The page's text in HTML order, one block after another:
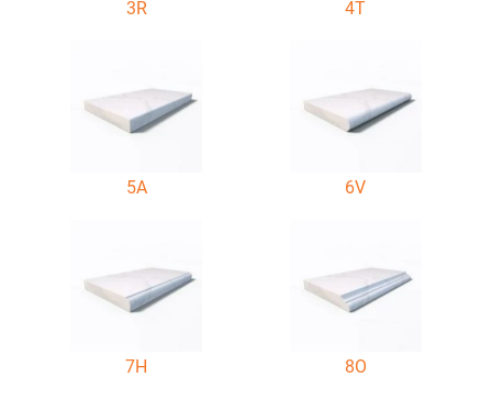
3R 4T
5A 6V
7H 8O